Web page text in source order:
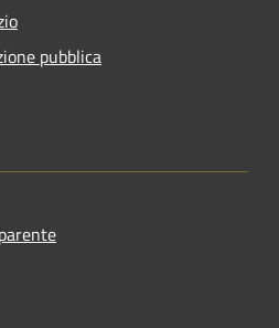
pubblica